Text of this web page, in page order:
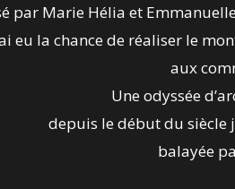
par Marie Hélia et
eu la chance de réaliser le
aux
Une odyssée
depuis le début du siècle
balayée